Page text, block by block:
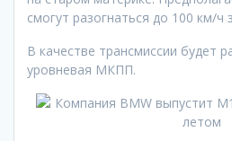
смогут разогнаться до 100 км/ч
В качестве трансмиссии будет
уровневая МКПП.